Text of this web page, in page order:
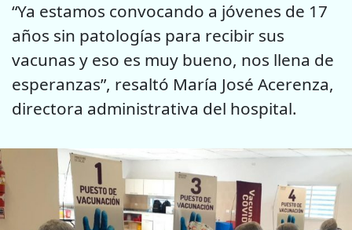
“Ya estamos convocando a jóvenes de 17
años sin patologías para recibir sus
vacunas y eso es muy bueno, nos llena de
esperanzas”, resaltó María José Acerenza,
directora administrativa del hospital.